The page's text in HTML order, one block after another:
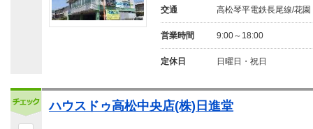
交通 高松琴平電鉄長尾線/花
営業時間 9:00～18:00
定休日 日曜日・祝日
ハウスドゥ高松中央店(株)日進堂